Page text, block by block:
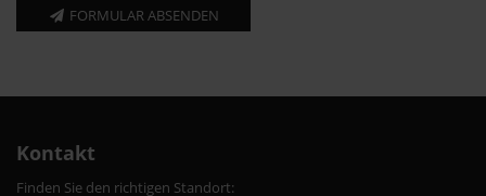
FORMULAR ABSENDEN
Kontakt
Finden Sie den richtigen Standort: